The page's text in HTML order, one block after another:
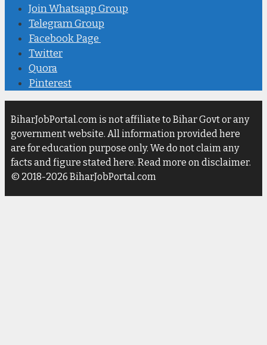
Join Whatsapp Group
Telegram Group
Facebook Page
Twitter
Quora
Pinterest
BiharJobPortal.com is not affiliate to Bihar Govt or any
government website. All information provided here
are for education purpose only. We do not claim any
facts and figure stated here. Read more on disclaimer.
© 2018-2026 BiharJobPortal.com